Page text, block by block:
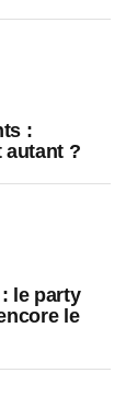
:
autant ?
le party
le